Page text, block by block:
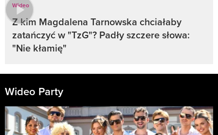
Wideo
Z kim Magdalena Tarnowska chciałaby
zatańczyć w "TzG"? Padły szczere słowa:
"Nie kłamię"
Wideo Party